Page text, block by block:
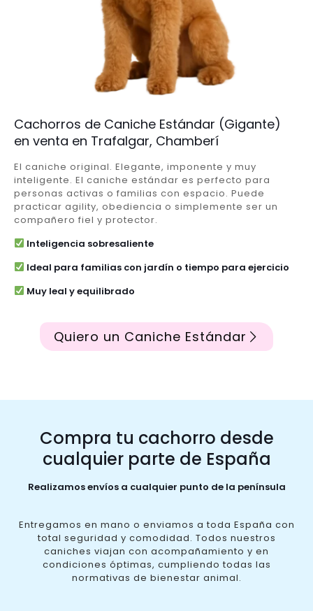
Cachorros de Caniche Estándar (Gigante)
en venta en Trafalgar, Chamberí
El caniche original. Elegante, imponente y muy
inteligente. El caniche estándar es perfecto para
personas activas o familias con espacio. Puede
practicar agility, obediencia o simplemente ser un
compañero fiel y protector.
Inteligencia sobresaliente
Ideal para familias con jardín o tiempo para ejercicio
Muy leal y equilibrado
Quiero un Caniche Estándar
Compra tu cachorro desde
cualquier parte de España
Realizamos envíos a cualquier punto de la península
Entregamos en mano o enviamos a toda España con
total seguridad y comodidad. Todos nuestros
caniches viajan con acompañamiento y en
condiciones óptimas, cumpliendo todas las
normativas de bienestar animal.